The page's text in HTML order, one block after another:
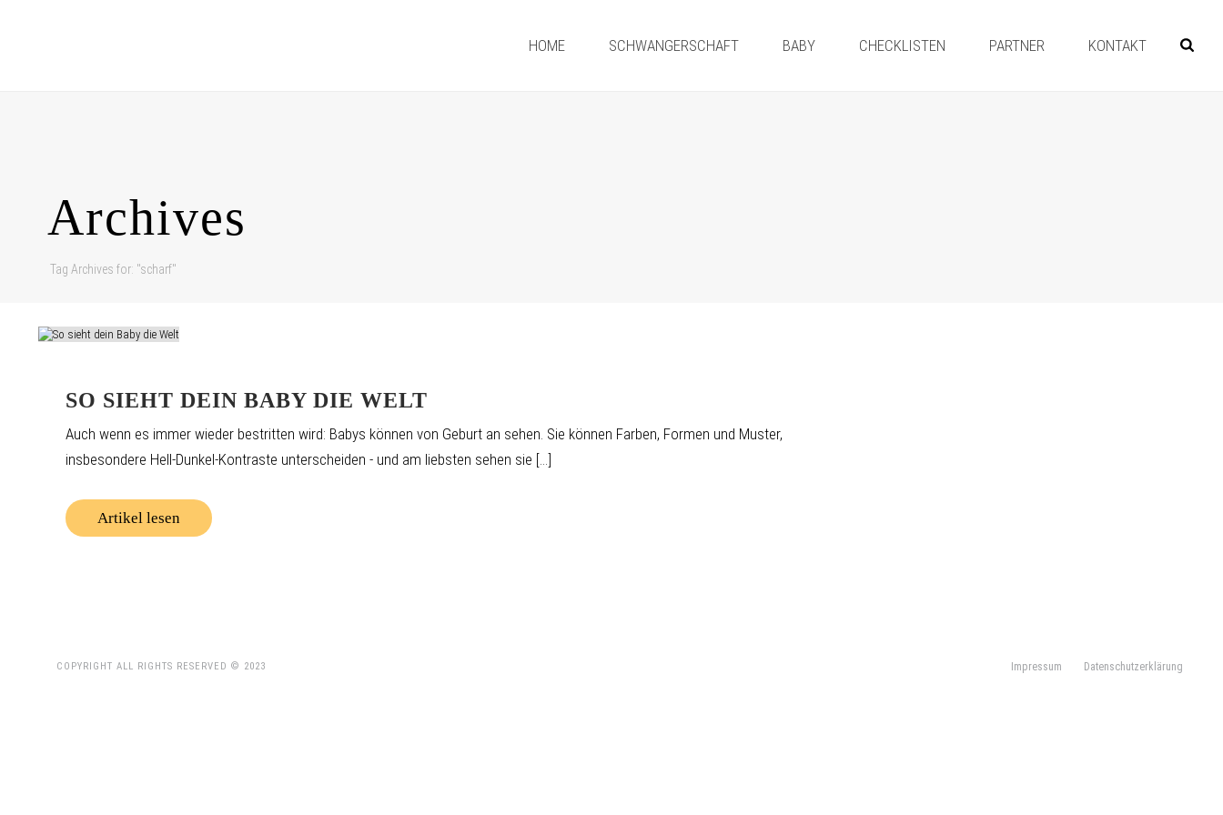
HOME SCHWANGERSCHAFT BABY CHECKLISTEN PARTNER KONTAKT
Archives
Tag Archives for: "scharf"
SO SIEHT DEIN BABY DIE WELT
Auch wenn es immer wieder bestritten wird: Babys können von Geburt an sehen. Sie können Farben, Formen und Muster,
insbesondere Hell-Dunkel-Kontraste unterscheiden - und am liebsten sehen sie [...]
Artikel lesen
COPYRIGHT ALL RIGHTS RESERVED © 2023 Impressum Datenschutzerklärung